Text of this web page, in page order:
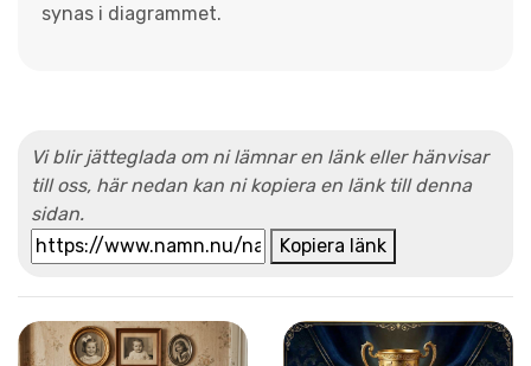
synas i diagrammet.
Vi blir jätteglada om ni lämnar en länk eller hänvisar
till oss, här nedan kan ni kopiera en länk till denna
sidan.
Kopiera länk